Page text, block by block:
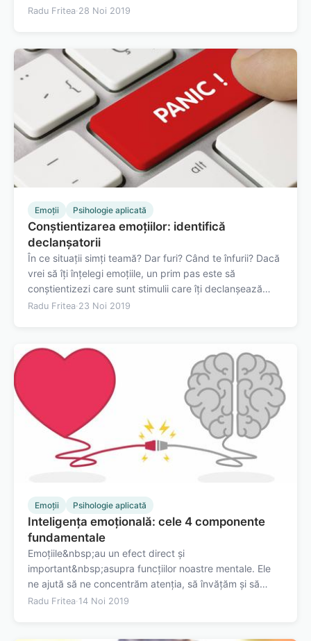
suprafață, lucrurile erau simple: faptul că fiul meu nu mă
Radu Fritea· 28 Noi 2019
Emoții Psihologie aplicată
Conștientizarea emoțiilor: identifică
declanșatorii
În ce situații simți teamă? Dar furi? Când te înfurii? Dacă
vrei să îți înțelegi emoțiile, un prim pas este să
conștientizezi care sunt stimulii care îți declanșează
emoții. Acești stimuli pot fi evenimente, cum este când
Radu Fritea· 23 Noi 2019
Emoții Psihologie aplicată
Inteligența emoțională: cele 4 componente
fundamentale
Emoțiile&nbsp;au un efect direct și
important&nbsp;asupra funcțiilor noastre mentale. Ele
ne ajută să ne concentrăm atenția, să învățăm și să
reținem informații relevante, dar ne ghidează și în luarea
Radu Fritea· 14 Noi 2019